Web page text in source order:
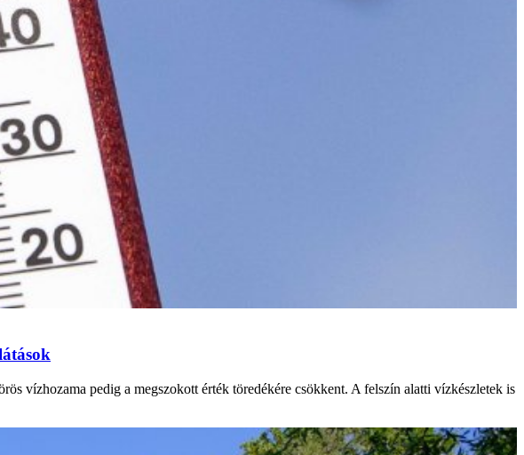
vízhozama pedig a megszokott érték töredékére csökkent. A felszín alatti vízkészletek is